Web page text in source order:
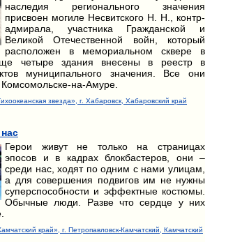
наследия регионального значения
присвоен могиле Несвитского Н. Н., контр-
адмирала, участника Гражданской и
Великой Отечественной войн, который
расположен в мемориальном сквере в
четыре здания внесены в реестр в
муниципального значения. Все они
на-Амуре.
звезда», г. Хабаровск, Хабаровский край
Герои живут не только на страницах
эпосов и в кадрах блокбастеров, они –
среди нас, ходят по одним с нами улицам,
а для совершения подвигов им не нужны
суперспособности и эффектные костюмы.
Обычные люди. Разве что сердце у них
край», г. Петропавловск-Камчатский, Камчатский